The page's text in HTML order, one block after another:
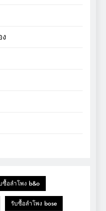
ง
ซื้อลำโพง b&o
รับซื้อลำโพง bose